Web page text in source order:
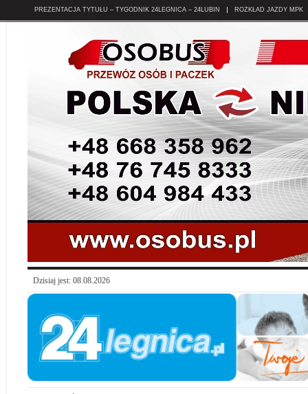
PREZENTACJA TYTUŁU – TYGODNIK 24LEGNICA – 24LUBIN ROZKŁAD JAZDY MPK
Dzisiaj jest: 08.08.2026